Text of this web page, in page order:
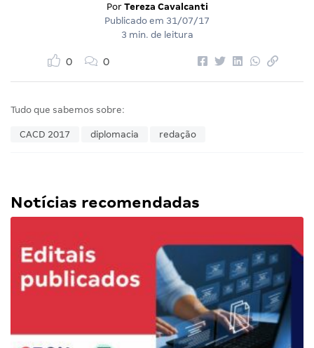
Por Tereza Cavalcanti
Publicado em 31/07/17
3 min. de leitura
0 0
Tudo que sabemos sobre:
CACD 2017 diplomacia redação
Notícias recomendadas